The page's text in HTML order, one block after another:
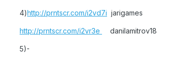
4)http://prntscr.com/i2vd7i jarigames
http://prntscr.com/i2vr3e danilamitrov18
5)-